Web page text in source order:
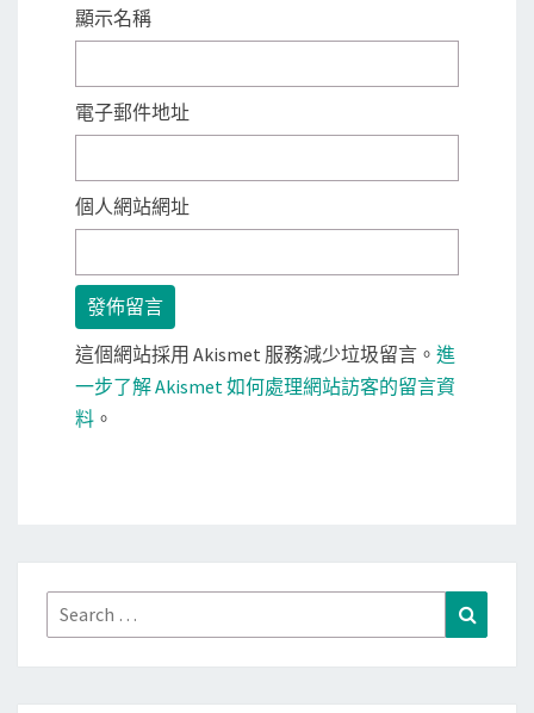
顯示名稱
電子郵件地址
個人網站網址
這個網站採用 Akismet 服務減少垃圾留言。 進
一步了解 Akismet 如何處理網站訪客的留言資
料 。
Search
for: